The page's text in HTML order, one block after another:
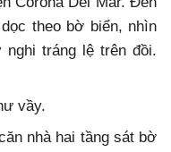
theo bờ biển, nhìn
nghi tráng lệ trên đồi.
vầy.
nhà hai tầng sát bờ